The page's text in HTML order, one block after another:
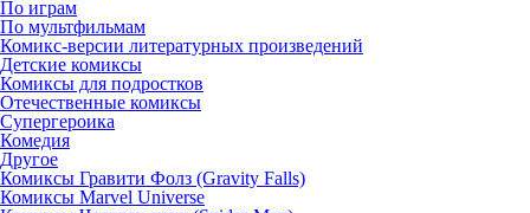
По играм
По мультфильмам
Комикс-версии литературных произведений
Детские комиксы
Комиксы для подростков
Отечественные комиксы
Супергероика
Комедия
Другое
Комиксы Гравити Фолз (Gravity Falls)
Комиксы Marvel Universe